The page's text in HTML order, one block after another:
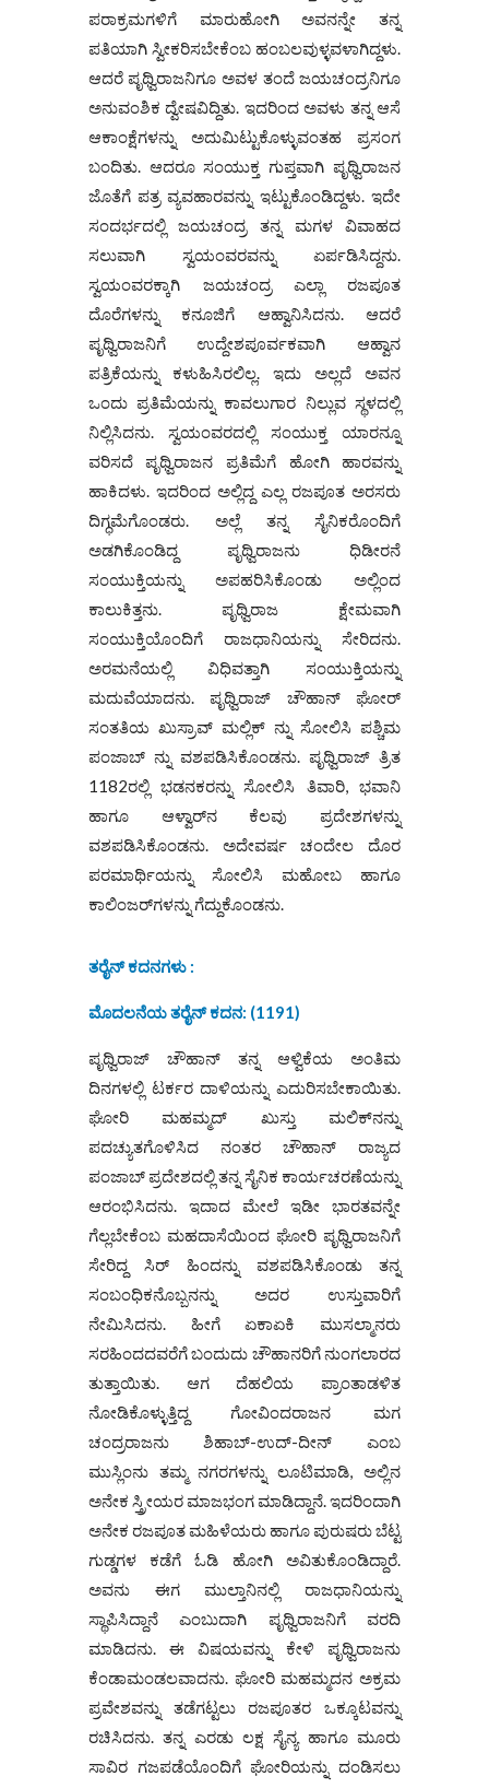
ಪರಾಕ್ರಮಗಳಿಗೆ ಮಾರುಹೋಗಿ ಅವನನ್ನೇ ತನ್ನ
ಪತಿಯಾಗಿ ಸ್ವೀಕರಿಸಬೇಕೆಂಬ ಹಂಬಲವುಳ್ಳವಳಾಗಿದ್ದಳು.
ಆದರೆ ಪೃಥ್ವಿರಾಜನಿಗೂ ಅವಳ ತಂದೆ ಜಯಚಂದ್ರನಿಗೂ
ಅನುವಂಶಿಕ ದ್ವೇಷವಿದ್ದಿತು. ಇದರಿಂದ ಅವಳು ತನ್ನ ಆಸೆ
ಆಕಾಂಕ್ಷೆಗಳನ್ನು ಅದುಮಿಟ್ಟುಕೊಳ್ಳುವಂತಹ ಪ್ರಸಂಗ
ಬಂದಿತು. ಆದರೂ ಸಂಯುಕ್ತ ಗುಪ್ತವಾಗಿ ಪೃಥ್ವಿರಾಜನ
ಜೊತೆಗೆ ಪತ್ರ ವ್ಯವಹಾರವನ್ನು ಇಟ್ಟುಕೊಂಡಿದ್ದಳು. ಇದೇ
ಸಂದರ್ಭದಲ್ಲಿ ಜಯಚಂದ್ರ ತನ್ನ ಮಗಳ ವಿವಾಹದ
ಸಲುವಾಗಿ ಸ್ವಯಂವರವನ್ನು ಏರ್ಪಡಿಸಿದ್ದನು.
ಸ್ವಯಂವರಕ್ಕಾಗಿ ಜಯಚಂದ್ರ ಎಲ್ಲಾ ರಜಪೂತ
ದೊರೆಗಳನ್ನು ಕನೂಜಿಗೆ ಆಹ್ವಾನಿಸಿದನು. ಆದರೆ
ಪೃಥ್ವಿರಾಜನಿಗೆ ಉದ್ದೇಶಪೂರ್ವಕವಾಗಿ ಆಹ್ವಾನ
ಪತ್ರಿಕೆಯನ್ನು ಕಳುಹಿಸಿರಲಿಲ್ಲ. ಇದು ಅಲ್ಲದೆ ಅವನ
ಒಂದು ಪ್ರತಿಮೆಯನ್ನು ಕಾವಲುಗಾರ ನಿಲ್ಲುವ ಸ್ಥಳದಲ್ಲಿ
ನಿಲ್ಲಿಸಿದನು. ಸ್ವಯಂವರದಲ್ಲಿ ಸಂಯುಕ್ತ ಯಾರನ್ನೂ
ವರಿಸದೆ ಪೃಥ್ವಿರಾಜನ ಪ್ರತಿಮೆಗೆ ಹೋಗಿ ಹಾರವನ್ನು
ಹಾಕಿದಳು. ಇದರಿಂದ ಅಲ್ಲಿದ್ದ ಎಲ್ಲ ರಜಪೂತ ಅರಸರು
ದಿಗ್ಧಮೆಗೊಂಡರು. ಅಲ್ಲೆ ತನ್ನ ಸೈನಿಕರೊಂದಿಗೆ
ಅಡಗಿಕೊಂಡಿದ್ದ ಪೃಥ್ವಿರಾಜನು ಧಿಡೀರನೆ
ಸಂಯುಕ್ತಿಯನ್ನು ಅಪಹರಿಸಿಕೊಂಡು ಅಲ್ಲಿಂದ
ಕಾಲುಕಿತ್ತನು. ಪೃಥ್ವಿರಾಜ ಕ್ಷೇಮವಾಗಿ
ಸಂಯುಕ್ತಿಯೊಂದಿಗೆ ರಾಜಧಾನಿಯನ್ನು ಸೇರಿದನು.
ಅರಮನೆಯಲ್ಲಿ ವಿಧಿವತ್ತಾಗಿ ಸಂಯುಕ್ತಿಯನ್ನು
ಮದುವೆಯಾದನು. ಪೃಥ್ವಿರಾಜ್ ಚೌಹಾನ್ ಘೋರ್
ಸಂತತಿಯ ಖುಸ್ರಾವ್ ಮಲ್ಲಿಕ್‌ ನ್ನು ಸೋಲಿಸಿ ಪಶ್ಚಿಮ
ಪಂಜಾಬ್ ನ್ನು ವಶಪಡಿಸಿಕೊಂಡನು. ಪೃಥ್ವಿರಾಜ್ ತ್ರಿತ
1182ರಲ್ಲಿ ಭಡನಕರನ್ನು ಸೋಲಿಸಿ ತಿವಾರಿ, ಭವಾನಿ
ಹಾಗೂ ಆಳ್ವಾರ್‌ನ ಕೆಲವು ಪ್ರದೇಶಗಳನ್ನು
ವಶಪಡಿಸಿಕೊಂಡನು. ಅದೇವರ್ಷ ಚಂದೇಲ ದೊರ
ಪರಮಾರ್ಥಿಯನ್ನು ಸೋಲಿಸಿ ಮಹೋಬ ಹಾಗೂ
ಕಾಲಿಂಜರ್‌ಗಳನ್ನು ಗೆದ್ದುಕೊಂಡನು.
ತರೈನ್ ಕದನಗಳು :
ಮೊದಲನೆಯ ತರೈನ್ ಕದನ: (1191)
ಪೃಥ್ವಿರಾಜ್ ಚೌಹಾನ್ ತನ್ನ ಆಳ್ವಿಕೆಯ ಅಂತಿಮ
ದಿನಗಳಲ್ಲಿ ಟರ್ಕರ ದಾಳಿಯನ್ನು ಎದುರಿಸಬೇಕಾಯಿತು.
ಘೋರಿ ಮಹಮ್ಮದ್ ಖುಸ್ತು ಮಲಿಕ್‌ನನ್ನು
ಪದಚ್ಯುತಗೊಳಿಸಿದ ನಂತರ ಚೌಹಾನ್ ರಾಜ್ಯದ
ಪಂಜಾಬ್ ಪ್ರದೇಶದಲ್ಲಿ ತನ್ನ ಸೈನಿಕ ಕಾರ್ಯಚರಣೆಯನ್ನು
ಆರಂಭಿಸಿದನು. ಇದಾದ ಮೇಲೆ ಇಡೀ ಭಾರತವನ್ನೇ
ಗೆಲ್ಲಬೇಕೆಂಬ ಮಹದಾಸೆಯಿಂದ ಘೋರಿ ಪೃಥ್ವಿರಾಜನಿಗೆ
ಸೇರಿದ್ದ ಸಿರ್ ಹಿಂದನ್ನು ವಶಪಡಿಸಿಕೊಂಡು ತನ್ನ
ಸಂಬಂಧಿಕನೊಬ್ಬನನ್ನು ಅದರ ಉಸ್ತುವಾರಿಗೆ
ನೇಮಿಸಿದನು. ಹೀಗೆ ಏಕಾಏಕಿ ಮುಸಲ್ಮಾನರು
ಸರಹಿಂದದವರೆಗೆ ಬಂದುದು ಚೌಹಾನರಿಗೆ ನುಂಗಲಾರದ
ತುತ್ತಾಯಿತು. ಆಗ ದೆಹಲಿಯ ಪ್ರಾಂತಾಡಳಿತ
ನೋಡಿಕೊಳ್ಳುತ್ತಿದ್ದ ಗೋವಿಂದರಾಜನ ಮಗ
ಚಂದ್ರರಾಜನು ಶಿಹಾಬ್-ಉದ್-ದೀನ್ ಎಂಬ
ಮುಸ್ಲಿಂನು ತಮ್ಮ ನಗರಗಳನ್ನು ಲೂಟಿಮಾಡಿ, ಅಲ್ಲಿನ
ಅನೇಕ ಸ್ತ್ರೀಯರ ಮಾಜಭಂಗ ಮಾಡಿದ್ದಾನೆ. ಇದರಿಂದಾಗಿ
ಅನೇಕ ರಜಪೂತ ಮಹಿಳೆಯರು ಹಾಗೂ ಪುರುಷರು ಬೆಟ್ಟ
ಗುಡ್ಡಗಳ ಕಡೆಗೆ ಓಡಿ ಹೋಗಿ ಅವಿತುಕೊಂಡಿದ್ದಾರೆ.
ಅವನು ಈಗ ಮುಲ್ತಾನಿನಲ್ಲಿ ರಾಜಧಾನಿಯನ್ನು
ಸ್ಥಾಪಿಸಿದ್ದಾನೆ ಎಂಬುದಾಗಿ ಪೃಥ್ವಿರಾಜನಿಗೆ ವರದಿ
ಮಾಡಿದನು. ಈ ವಿಷಯವನ್ನು ಕೇಳಿ ಪೃಥ್ವಿರಾಜನು
ಕೆಂಡಾಮಂಡಲವಾದನು. ಘೋರಿ ಮಹಮ್ಮದನ ಅಕ್ರಮ
ಪ್ರವೇಶವನ್ನು ತಡೆಗಟ್ಟಲು ರಜಪೂತರ ಒಕ್ಕೂಟವನ್ನು
ರಚಿಸಿದನು. ತನ್ನ ಎರಡು ಲಕ್ಷ ಸೈನ್ಯ ಹಾಗೂ ಮೂರು
ಸಾವಿರ ಗಜಪಡೆಯೊಂದಿಗೆ ಘೋರಿಯನ್ನು ದಂಡಿಸಲು